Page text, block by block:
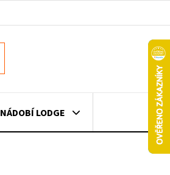
NÁDOBÍ LODGE